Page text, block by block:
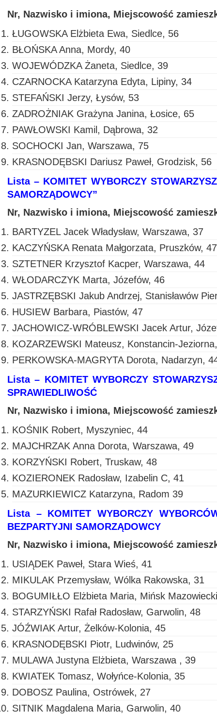
Nr, Nazwisko i imiona, Miejscowość
ŁUGOWSKA Elżbieta Ewa, Siedlce, 56
BŁOŃSKA Anna, Mordy, 40
WOJEWÓDZKA Żaneta, Siedlce, 39
CZARNOCKA Katarzyna Edyta, Lipiny, 34
STEFAŃSKI Jerzy, Łysów, 53
ZADROŻNIAK Grażyna Janina, Łosice, 65
PAWŁOWSKI Kamil, Dąbrowa, 32
SOCHOCKI Jan, Warszawa, 75
KRASNODĘBSKI Dariusz Paweł, Grodzisk, 56
Lista – KOMITET WYBORCZY
SAMORZĄDOWCY”
Nr, Nazwisko i imiona, Miejscowość
BARTYZEL Jacek Władysław, Warszawa, 37
KACZYŃSKA Renata Małgorzata, Pruszków, 47
SZTETNER Krzysztof Kacper, Warszawa, 44
WŁODARCZYK Marta, Józefów, 46
JASTRZĘBSKI Jakub Andrzej, Stanisławów
HUSIEW Barbara, Piastów, 47
JACHOWICZ-WRÓBLEWSKI Jacek Artur,
KOZARZEWSKI Mateusz, Konstancin-
PERKOWSKA-MAGRYTA Dorota, Nadarzyn,
Lista – KOMITET WYBORCZY
SPRAWIEDLIWOŚĆ
Nr, Nazwisko i imiona, Miejscowość
KOŚNIK Robert, Myszyniec, 44
MAJCHRZAK Anna Dorota, Warszawa, 49
KORZYŃSKI Robert, Truskaw, 48
KOZIERONEK Radosław, Izabelin C, 41
MAZURKIEWICZ Katarzyna, Radom 39
Lista – KOMITET WYBORCZY
BEZPARTYJNI SAMORZĄDOWCY
Nr, Nazwisko i imiona, Miejscowość
USIĄDEK Paweł, Stara Wieś, 41
MIKULAK Przemysław, Wólka Rakowska, 31
BOGUMIŁŁO Elżbieta Maria, Mińsk
STARZYŃSKI Rafał Radosław, Garwolin, 48
JÓŹWIAK Artur, Żelków-Kolonia, 45
KRASNODĘBSKI Piotr, Ludwinów, 25
MULAWA Justyna Elżbieta, Warszawa , 39
KWIATEK Tomasz, Wołyńce-Kolonia, 35
DOBOSZ Paulina, Ostrówek, 27
SITNIK Magdalena Maria, Garwolin, 40